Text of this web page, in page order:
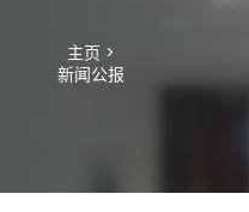
主页 >
新闻公报